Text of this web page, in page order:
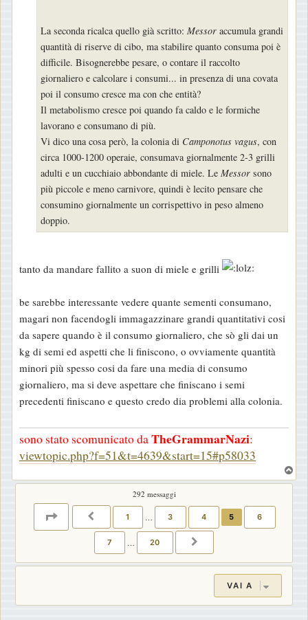
La seconda ricalca quello già scritto: Messor accumula grandi
quantità di riserve di cibo, ma stabilire quanto consuma poi è
difficile. Bisognerebbe pesare, o contare il raccolto
giornaliero e calcolare i consumi... in presenza di una covata
poi il consumo cresce ma con che entità?
Il metabolismo cresce poi quando fa caldo e le formiche
lavorano e consumano di più.
Vi dico una cosa però, la colonia di Camponotus vagus, con
circa 1000-1200 operaie, consumava giornalmente 2-3 grilli
adulti e un cucchiaio abbondante di miele. Le Messor sono
più piccole e meno carnivore, quindi è lecito pensare che
consumino giornalmente un corrispettivo in peso almeno
doppio.
tanto da mandare fallito a suon di miele e grilli
be sarebbe interessante vedere quante sementi consumano,
magari non facendogli immagazzinare grandi quantitativi cosi
da sapere quando è il consumo giornaliero, che sò gli dai un
kg di semi ed aspetti che li finiscono, o ovviamente quantità
minori più spesso cosi da fare una media di consumo
giornaliero, ma si deve aspettare che finiscano i semi
precedenti finiscano e questo credo dia problemi alla colonia.
sono stato scomunicato daTheGrammarNazi:
viewtopic.php?f=51&t=4639&start=15#p58033
o
292 messaggi
PAGINA5 PRECEDENTE
1 … 3 4 5 6
7 … 20
VAI A